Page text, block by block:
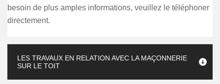
besoin de plus amples informations, veuillez le téléphoner
directement.
LES TRAVAUX EN RELATION AVEC LA MAÇONNERIE
SUR LE TOIT